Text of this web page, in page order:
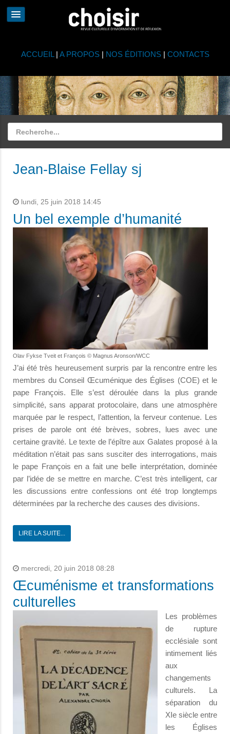
ACCUEIL | A PROPOS| NOS ÉDITIONS| CONTACTS
Jean-Blaise Fellay sj
lundi, 25 juin 2018 14:45
Un bel exemple d’humanité
Olav Fykse Tveit et François © Magnus Aronson/WCC
J’ai été très heureusement surpris par la rencontre entre les
membres du Conseil Œcuménique des Églises (COE) et le
pape François. Elle s’est déroulée dans la plus grande
simplicité, sans apparat protocolaire, dans une atmosphère
marquée par le respect, l’attention, la ferveur contenue. Les
prises de parole ont été brèves, sobres, lues avec une
certaine gravité. Le texte de l’épître aux Galates proposé à la
méditation n’était pas sans susciter des interrogations, mais
le pape François en a fait une belle interprétation, dominée
par l’idée de se mettre en marche. C’est très intelligent, car
les discussions entre confessions ont été trop longtemps
déterminées par la recherche des causes des divisions.
LIRE LA SUITE...
mercredi, 20 juin 2018 08:28
Œcuménisme et transformations
culturelles
Les problèmes
de rupture
ecclésiale sont
intimement liés
aux
changements
culturels. La
séparation du
XIe siècle entre
les Églises